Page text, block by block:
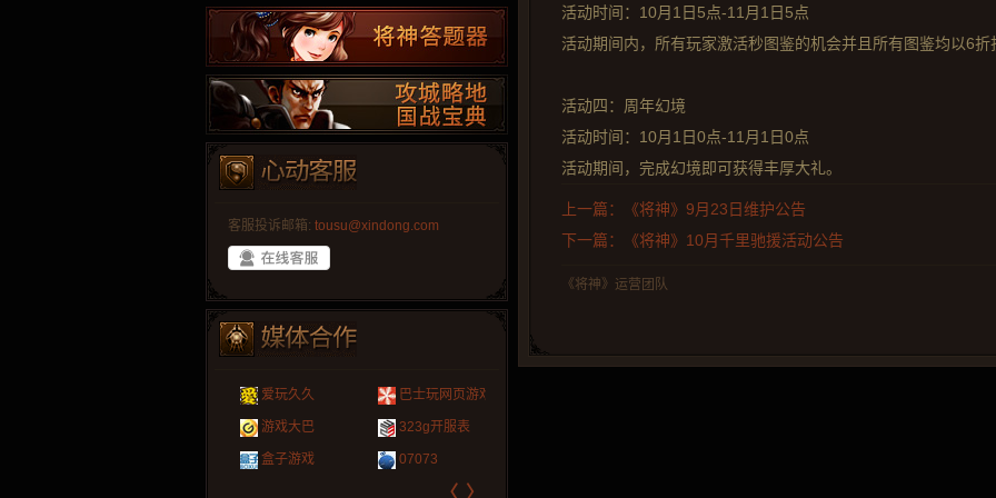
客服投诉邮箱: tousu@xindong.com
爱玩久久 巴士玩网页游戏
游戏大巴 323g开服表
盒子游戏 07073
〈 〉
活动时间：10月1日5点-11月1日5点
活动期间内，所有玩家激活秒图鉴的机会并且所有图鉴均以6折
活动四：周年幻境
活动时间：10月1日0点-11月1日0点
活动期间，完成幻境即可获得丰厚大礼。
上一篇：《将神》9月23日维护公告
下一篇：《将神》10月千里驰援活动公告
《将神》运营团队